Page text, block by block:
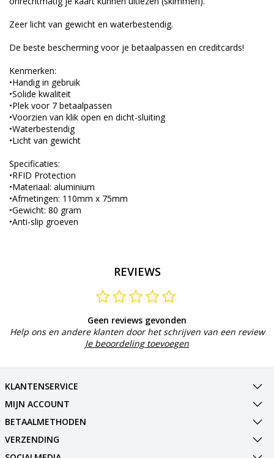
Zeer licht van gewicht en waterbestendig.
De beste bescherming voor je betaalpassen en creditcards!
Kenmerken:
•Handig in gebruik
•Solide kwaliteit
•Plek voor 7 betaalpassen
•Voorzien van klik open en dicht-sluiting
•Waterbestendig
•Licht van gewicht
Specificaties:
•RFID Protection
•Materiaal: aluminium
•Afmetingen: 110mm x 75mm
•Gewicht: 80 gram
•Anti-slip groeven
REVIEWS
Geen reviews gevonden
Help ons en andere klanten door het schrijven van een review
Je beoordeling toevoegen
KLANTENSERVICE
MIJN ACCOUNT
BETAALMETHODEN
VERZENDING